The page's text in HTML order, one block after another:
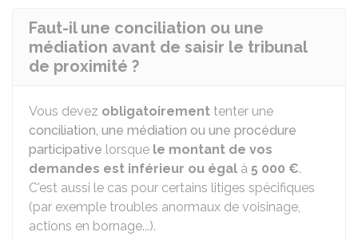
Faut-il une conciliation ou une
médiation avant de saisir le tribunal
de proximité ?
Vous devez obligatoirement tenter une
conciliation, une médiation ou une procédure
participative lorsque le montant de vos
demandes est inférieur ou égal à 5 000 €.
C'est aussi le cas pour certains litiges spécifiques
(par exemple troubles anormaux de voisinage,
actions en bornage...).